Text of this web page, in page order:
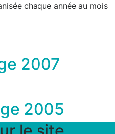
chaque année au mois
2007
2005
le site